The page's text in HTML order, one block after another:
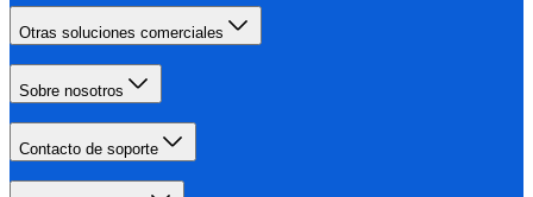
Otras soluciones comerciales
Sobre nosotros
Contacto de soporte